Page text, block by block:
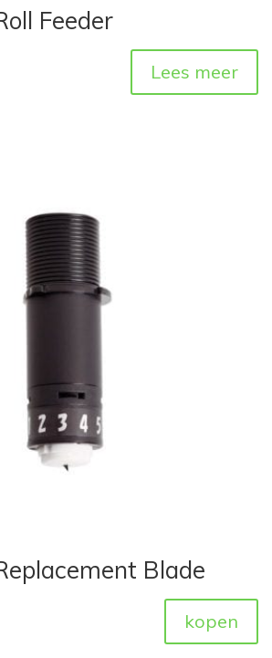
Feeder
Lees meer
Blade
kopen